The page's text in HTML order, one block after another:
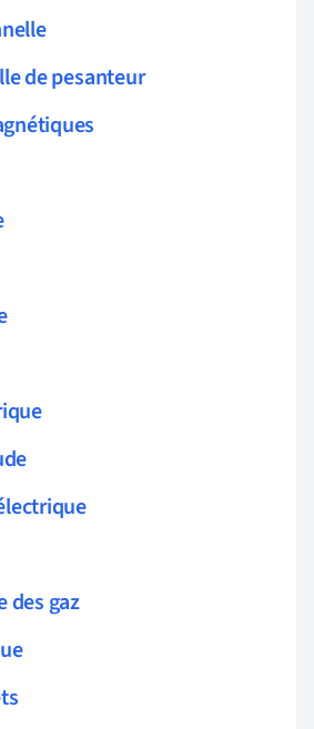
de pesanteur
des gaz